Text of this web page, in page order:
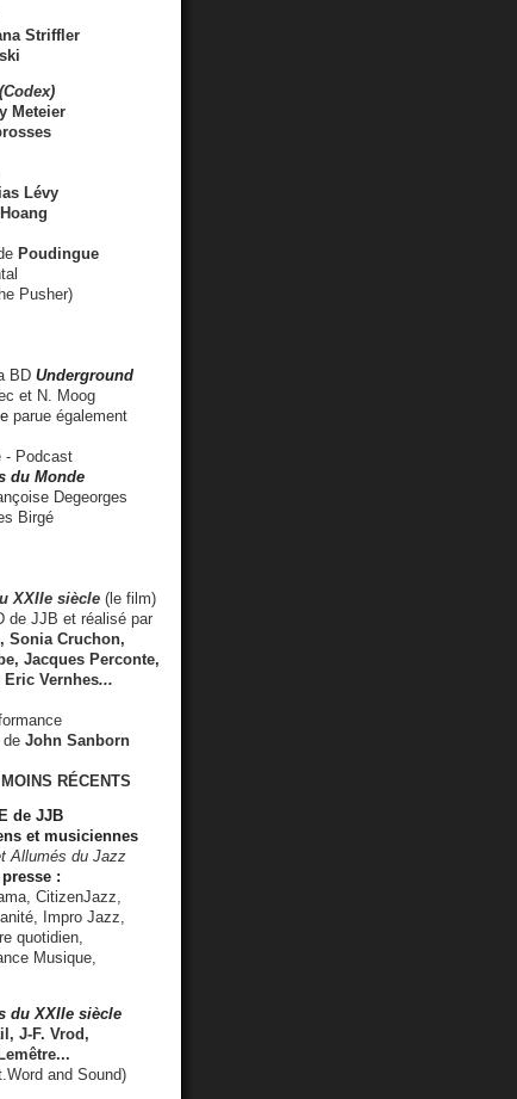
Striffler
Meteier
Lévy
Poudingue
Pusher)
BD Underground
et N. Moog
parue également
Podcast
du Monde
Degeorges
Birgé
XXIIe siècle (le film)
JJB et réalisé par
Cruchon,
Jacques Perconte,
Eric Vernhes...
John Sanborn
RÉCENTS
de JJB
et musiciennes
Allumés du Jazz
:
CitizenJazz,
Impro Jazz,
quotidien,
Musique,
du XXIIe siècle
J-F. Vrod,
...
and Sound)